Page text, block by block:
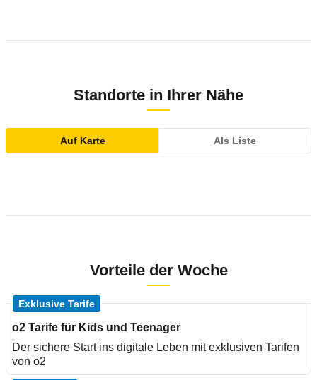
Standorte in Ihrer Nähe
Auf Karte Als Liste
Vorteile der Woche
Exklusive Tarife
o2 Tarife für Kids und Teenager
Der sichere Start ins digitale Leben mit exklusiven Tarifen
von o2